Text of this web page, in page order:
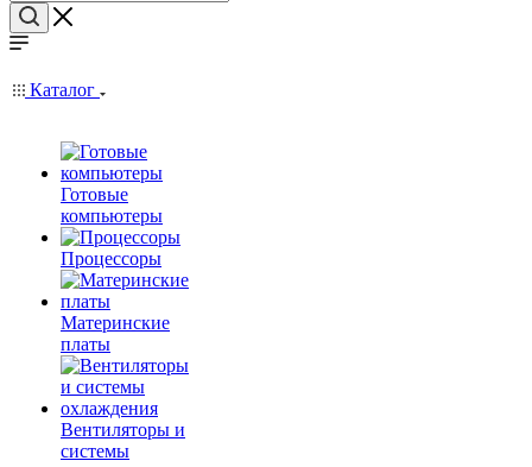
Каталог
Готовые
компьютеры
Процессоры
Материнские
платы
Вентиляторы и
системы